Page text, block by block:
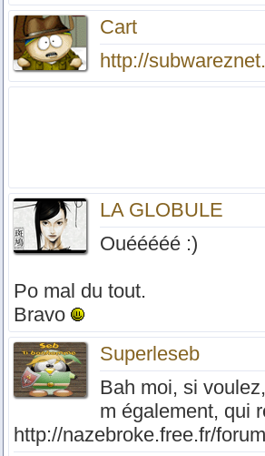
Cart
http://
LA GLOBULE
Ouééééé :)
Po mal du tout.
Bravo
Superleseb
Bah moi, si
m également, qui
http://nazebroke.free.fr/